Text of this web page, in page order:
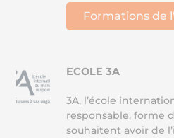
Formations de
ECOLE 3A
3A, l’école
responsable, forme
souhaitent avoir de